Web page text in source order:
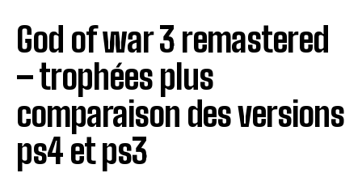
God of war 3 remastered
– trophées plus
comparaison des versions
ps4 et ps3